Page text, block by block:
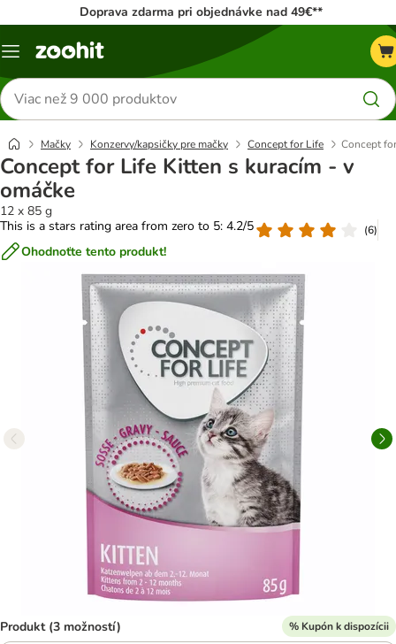
Doprava zdarma pri objednávke nad 49€**
Kategórie
Hľadať
produkty
Mačky Konzervy/kapsičky pre mačky Concept for Life Concept
Concept for Life Kitten s kuracím - v
omáčke
12 x 85 g
This is a stars rating area from zero to 5: 4.2/5
(6)
Ohodnoťte tento produkt!
Produkt (3 možností) % Kupón k dispozícii